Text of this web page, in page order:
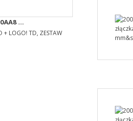
...
+ LOGO! TD, ZESTAW